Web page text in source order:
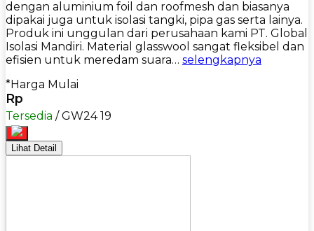
dengan aluminium foil dan roofmesh dan biasanya
dipakai juga untuk isolasi tangki, pipa gas serta lainya.
Produk ini unggulan dari perusahaan kami PT. Global
Isolasi Mandiri. Material glasswool sangat fleksibel dan
efisien untuk meredam suara… selengkapnya
*Harga Mulai
Rp
Tersedia / GW24 19
Lihat Detail